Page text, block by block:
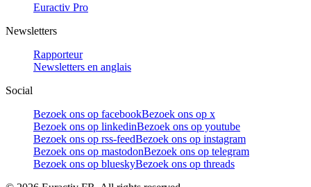
Euractiv Pro
Newsletters
Rapporteur
Newsletters en anglais
Social
Bezoek ons op facebookBezoek ons op x
Bezoek ons op linkedinBezoek ons op youtube
Bezoek ons op rss-feedBezoek ons op instagram
Bezoek ons op mastodonBezoek ons op telegram
Bezoek ons op blueskyBezoek ons op threads